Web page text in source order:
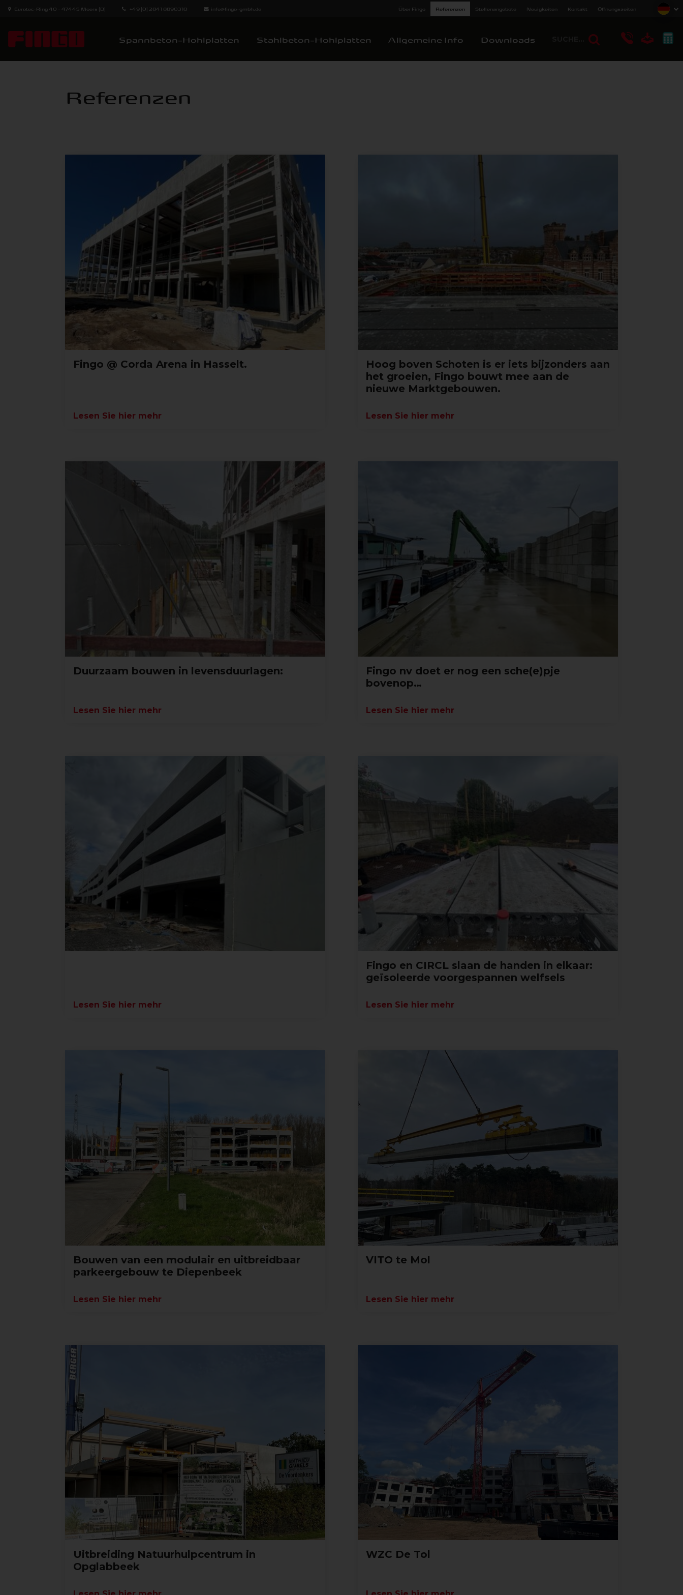
Eurotec-Ring 40 - 47445 Moers (D) +49 (0) 2841 8890310 info@fingo-gmbh.de Über Fingo Referenzen Stellenangebote Neuigkeiten Kontakt Öffnungszeiten
Spannbeton-Hohlplatten Stahlbeton-Hohlplatten Allgemeine Info Downloads
Referenzen
Fingo @ Corda Arena in Hasselt.
Lesen Sie hier mehr
Hoog boven Schoten is er iets bijzonders aan
het groeien, Fingo bouwt mee aan de
nieuwe Marktgebouwen.
Lesen Sie hier mehr
Duurzaam bouwen in levensduurlagen:
Lesen Sie hier mehr
Fingo nv doet er nog een sche(e)pje
bovenop…
Lesen Sie hier mehr
Lesen Sie hier mehr
Fingo en CIRCL slaan de handen in elkaar:
geïsoleerde voorgespannen welfsels
Lesen Sie hier mehr
Bouwen van een modulair en uitbreidbaar
parkeergebouw te Diepenbeek
Lesen Sie hier mehr
VITO te Mol
Lesen Sie hier mehr
Uitbreiding Natuurhulpcentrum in
Opglabbeek
WZC De Tol